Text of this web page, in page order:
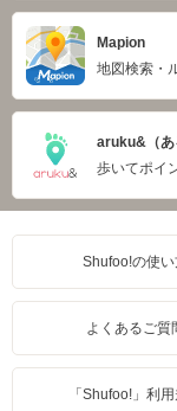
Mapion
地図検索・
aruku&（あ
歩いてポイ
Shufoo!の使い
よくあるご質
「Shufoo!」利